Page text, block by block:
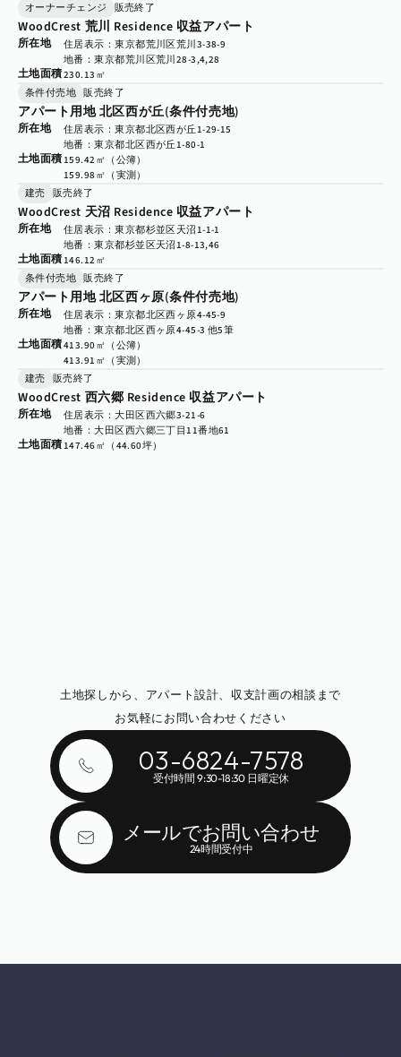
オーナーチェンジ 販売終了
WoodCrest 荒川 Residence 収益アパート
所在地
住居表示：東京都荒川区荒川3-38-9
地番：東京都荒川区荒川28-3,4,28
土地面積230.13㎡
条件付売地 販売終了
アパート用地 北区西が丘(条件付売地)
所在地
住居表示：東京都北区西が丘1-29-15
地番：東京都北区西が丘1-80-1
土地面積159.42㎡（公簿）
159.98㎡（実測）
建売 販売終了
WoodCrest 天沼 Residence 収益アパート
所在地
住居表示：東京都杉並区天沼1-1-1
地番：東京都杉並区天沼1-8-13,46
土地面積146.12㎡
条件付売地 販売終了
アパート用地 北区西ヶ原(条件付売地)
所在地
住居表示：東京都北区西ヶ原4-45-9
地番：東京都北区西ヶ原4-45-3 他5筆
土地面積413.90㎡（公簿）
413.91㎡（実測）
建売 販売終了
WoodCrest 西六郷 Residence 収益アパート
所在地
住居表示：大田区西六郷3-21-6
地番：大田区西六郷三丁目11番地61
土地面積147.46㎡（44.60坪）
土地探しから、アパート設計、収支計画の相談まで
お気軽にお問い合わせください
03-6824-7578
受付時間 9:30-18:30 日曜定休
メールでお問い合わせ
24時間受付中